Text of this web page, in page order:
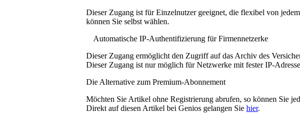
Dieser Zugang ist für Einzelnutzer geeignet, die flexibel von
können Sie selbst wählen.
Automatische IP-Authentifizierung für Firmennetzerke
Dieser Zugang ermöglicht den Zugriff auf das Archiv des
Dieser Zugang ist nur möglich für Netzwerke mit fester IP-
Die Alternative zum Premium-Abonnement
Möchten Sie Artikel ohne Registrierung abrufen, so können Sie
Direkt auf diesen Artikel bei Genios gelangen Sie hier.